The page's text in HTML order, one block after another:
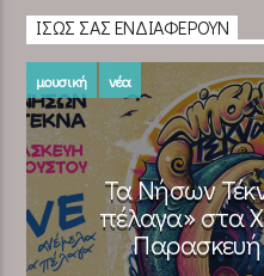
ΊΣΩΣ ΣΑΣ ΕΝΔΙΑΦΈΡΟΥΝ
μουσική νέα
Τα Νήσων
πέλαγα» στα
Παρασκευή